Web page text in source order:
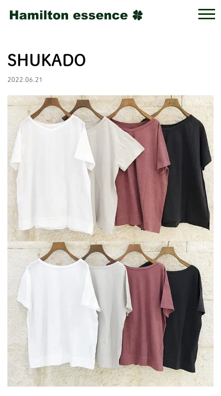
SHUKADO
2022.06.21